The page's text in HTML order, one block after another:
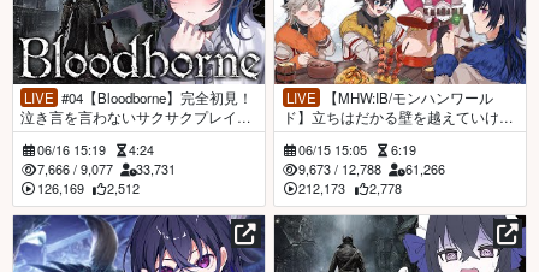
LIVE
泣き言を言わないサクサクプレイ。
【ぶいすぽ/一ノ瀬うるは】
06/16 15:19
4:24
7,666/ 9,077
33,731
126,169
2,512
LIVE
ド】立ちはだかる壁を越えていけ
【ぶいすぽ/一ノ瀬うるは】
06/15 15:05
6:19
9,673 / 12,788
61,266
212,173
2,778